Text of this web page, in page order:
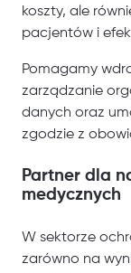
koszty, ale
pacjentów i
Pomagamy
zarządzanie
danych oraz
zgodzie z
Partner dla
medycznych
W sektorze
zarówno na